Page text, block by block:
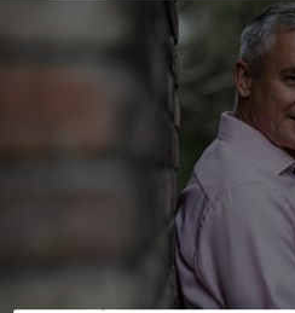
-Partner speichern und
wie Browserdaten oder eindeutige
von OK aktivieren Sie Tracking-
Partner verarbeiten Daten, um Ihnen Dienste
Zwecke. Wenn Tracker deaktiviert sind, sind
möglicherweise nicht mehr so relevant für
wieder aufrufen, um Ihre Einstellungen zu
widerrufen, indem Sie auf den Link